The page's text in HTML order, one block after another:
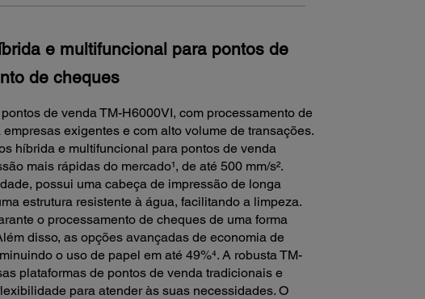
e multifuncional para pontos de
de cheques
de venda TM-H6000VI, com processamento de
exigentes e com alto volume de transações.
híbrida e multifuncional para pontos de venda
mais rápidas do mercado¹, de até 500 mm/s².
possui uma cabeça de impressão de longa
estrutura resistente à água, facilitando a limpeza.
o processamento de cheques de uma forma
disso, as opções avançadas de economia de
o uso de papel em até 49%⁴. A robusta TM-
plataformas de pontos de venda tradicionais e
para atender às suas necessidades. O